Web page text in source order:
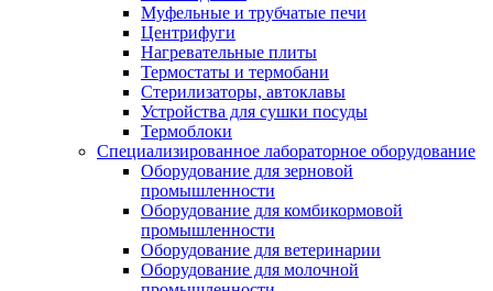
Муфельные и трубчатые печи
Центрифуги
Нагревательные плиты
Термостаты и термобани
Стерилизаторы, автоклавы
Устройства для сушки посуды
Термоблоки
Специализированное лабораторное оборудование
Оборудование для зерновой
промышленности
Оборудование для комбикормовой
промышленности
Оборудование для ветеринарии
Оборудование для молочной